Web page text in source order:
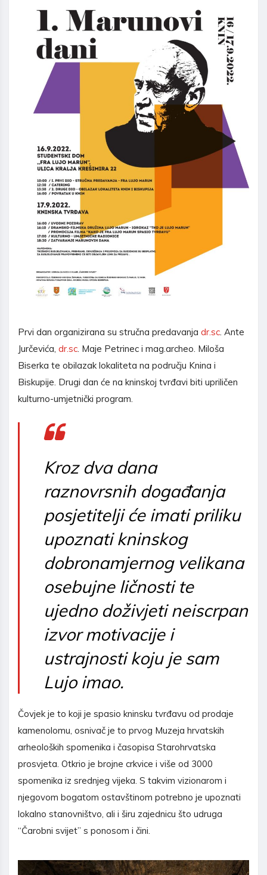
Prvi dan organizirana su stručna predavanja dr.sc . Ante
Jurčevića, dr.sc . Maje Petrinec i mag.archeo. Miloša
Biserka te obilazak lokaliteta na području Knina i
Biskupije. Drugi dan će na kninskoj tvrđavi biti upriličen
kulturno-umjetnički program.
Kroz dva dana
raznovrsnih događanja
posjetitelji će imati priliku
upoznati kninskog
dobronamjernog velikana
osebujne ličnosti te
ujedno doživjeti neiscrpan
izvor motivacije i
ustrajnosti koju je sam
Lujo imao.
Čovjek je to koji je spasio kninsku tvrđavu od prodaje
kamenolomu, osnivač je to prvog Muzeja hrvatskih
arheoloških spomenika i časopisa Starohrvatska
prosvjeta. Otkrio je brojne crkvice i više od 3000
spomenika iz srednjeg vijeka. S takvim vizionarom i
njegovom bogatom ostavštinom potrebno je upoznati
lokalno stanovništvo, ali i širu zajednicu što udruga
“Čarobni svijet” s ponosom i čini.